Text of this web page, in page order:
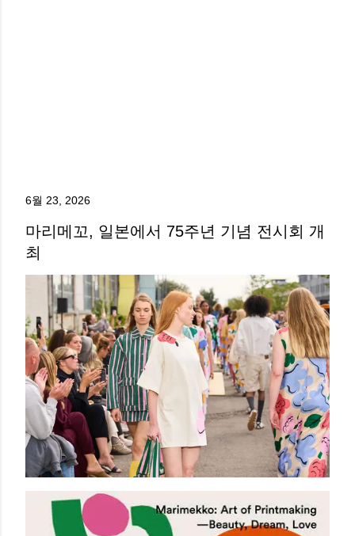
6월 23, 2026
마리메꼬, 일본에서 75주년 기념 전시회 개
최